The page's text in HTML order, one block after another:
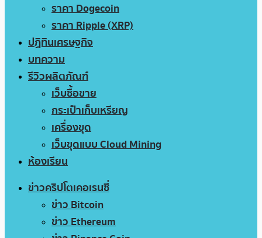
ราคา Dogecoin
ราคา Ripple (XRP)
ปฏิทินเศรษฐกิจ
บทความ
รีวิวผลิตภัณฑ์
เว็บซื้อขาย
กระเป๋าเก็บเหรียญ
เครื่องขุด
เว็บขุดแบบ Cloud Mining
ห้องเรียน
ข่าวคริปโตเคอเรนซี่
ข่าว Bitcoin
ข่าว Ethereum